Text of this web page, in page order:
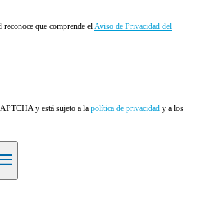
que comprende elAviso de Privacidad del
y está sujeto a la política de privacidad y a los